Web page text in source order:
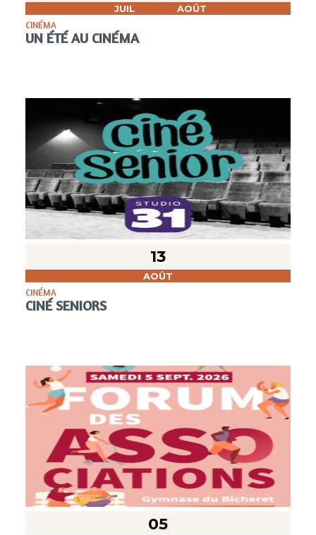
JUIL AOÛT
CINÉMA
UN ÉTÉ AU CINÉMA
13
AOÛT
CINÉMA
CINÉ SENIORS
05